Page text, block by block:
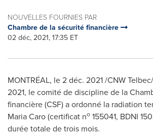
NOUVELLES FOURNIES PAR
Chambre de la sécurité financière
02 déc, 2021, 17:35 ET
MONTRÉAL, le 2 déc. 2021 /CNW
2021, le comité de discipline de la
financière (CSF) a ordonné la radiation
Maria Caro(certificat no 155041, BDNI
durée totale de trois mois.